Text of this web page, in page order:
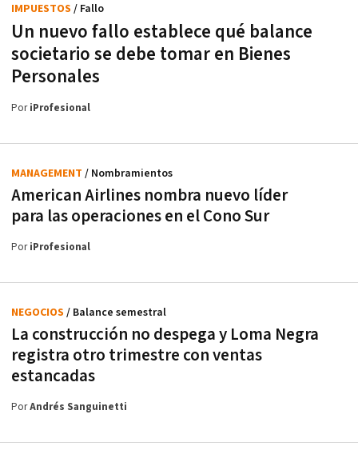
Un nuevo fallo establece qué balance
societario se debe tomar en Bienes
Personales
IMPUESTOS / Fallo
PoriProfesional
American Airlines nombra nuevo líder
para las operaciones en el Cono Sur
MANAGEMENT / Nombramientos
PoriProfesional
La construcción no despega y Loma Negra
registra otro trimestre con ventas
estancadas
NEGOCIOS / Balance semestral
PorAndrés Sanguinetti